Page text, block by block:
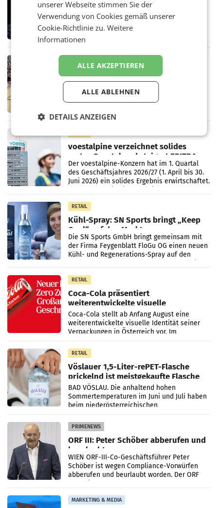
den SN gegen Vorwürfe
Mehrere Themen beschäftigen derzeit den
ORF. Am Dienstag soll im Stiftungsrat über
vorgeschlagenen Besetzungen für die
Bipa unterstützt Bewegte Kids
Sommercamps im Osten Österreichs
Bereits zum zweiten Mal begleitet Bipa das
polysportive Sommersportcamp „Bewegte
Monaten Juli und August versorgt das
voestalpine verzeichnet solides
erstes Quartal und steigert EBITDA
Der voestalpine-Konzern hat im 1. Quartal
des Geschäftsjahres 2026/27 (1. April bis 30.
Juni 2026) ein solides Ergebnis erwirtschaftet.
RETAIL
Kühl-Spray: SN Sports bringt „Keep
Cool“ auf den Markt
Die SN Sports GmbH bringt gemeinsam mit
der Firma Feygenblatt FloGu OG einen neuen
Kühl- und Regenerations-Spray auf den
RETAIL
Coca-Cola präsentiert
weiterentwickelte visuelle
Markenidentität
Coca-Cola stellt ab Anfang August eine
weiterentwickelte visuelle Identität seiner
Verpackungen in Österreich vor. Im
Mittelpunkt des Redesigns stehen zentrale
Gestaltungselemente
RETAIL
Vöslauer 1,5-Liter-rePET-Flasche
prickelnd ist meistgekaufte Flasche
Österreichs
BAD VÖSLAU. Die anhaltend hohen
Sommertemperaturen im Juni und Juli haben
beim niederösterreichischen
Getränkehersteller Vöslauer zu deutlichen
Absatzzuwächsen geführt. Während
PRIMENEWS
ORF III: Peter Schöber abberufen und
beurlaubt
WIEN ORF-III-Co-Geschäftsführer Peter
Schöber ist wegen Compliance-Vorwürfen
abberufen und beurlaubt worden. Der ORF
MARKETING & MEDIA
unserer Webseite stimmen Sie der
Verwendung von Cookies gemäß unserer
Cookie-Richtlinie zu.Weitere
Informationen
ALLE AKZEPTIEREN
ALLE ABLEHNEN
DETAILS ANZEIGEN